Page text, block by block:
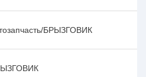
БРЫЗГОВИК